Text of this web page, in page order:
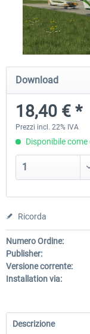
Airport Berlin
30,71 € *
Download
18,40 € *
Prezzi incl. 22% IVA
Disponibile
Ricorda
Numero Ordine:
Publisher:
Versione corrente:
Installation via:
Descrizione